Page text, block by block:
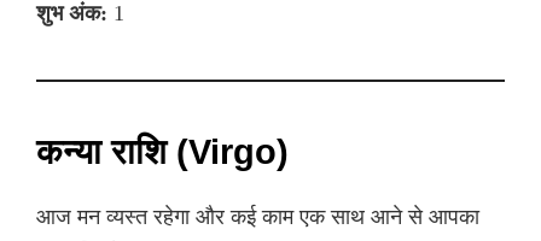
शुभ अंक: 1
कन्या राशि (Virgo)
आज मन व्यस्त रहेगा और कई काम एक साथ आने से आपका